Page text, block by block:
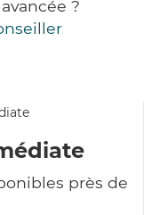
?
près de